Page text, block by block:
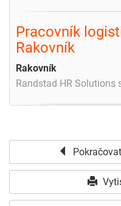
Pracovník
Rakovník
Rakovník
Randstad HR Solutions